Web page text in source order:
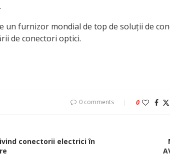
un furnizor mondial de top de soluții de
de conectori optici.
0 comments 0
conectorii electrici în